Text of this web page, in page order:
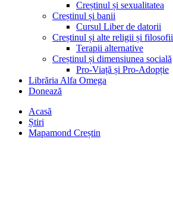
Creștinul și sexualitatea
Creștinul și banii
Cursul Liber de datorii
Creștinul și alte religii și filosofii
Terapii alternative
Creștinul și dimensiunea socială
Pro-Viață și Pro-Adopție
Librăria Alfa Omega
Donează
Acasă
Știri
Mapamond Creștin